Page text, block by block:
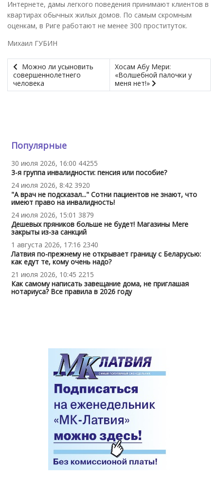
Интернете, дамы легкого поведения принимают клиентов в
квартирах обычных жилых домов. По самым скромным
оценкам, в Риге работают не менее 300 проституток.
Михаил ГУБИН
Можно ли усыновить
совершеннолетнего
человека
Хосам Абу Мери:
«Волшебной палочки у
меня нет!»
Популярные
30 июля 2026, 16:00 44255
3-я группа инвалидности: пенсия или пособие?
24 июля 2026, 8:42 3920
"А врач не подсказал..." Сотни пациентов не знают, что
имеют право на инвалидность!
24 июля 2026, 15:01 3879
Дешевых пряников больше не будет! Магазины Mere
закрыты из-за санкций
1 августа 2026, 17:16 2340
Латвия по-прежнему не открывает границу с Беларусью:
как едут те, кому очень надо?
21 июля 2026, 10:45 2215
Как самому написать завещание дома, не приглашая
нотариуса? Все правила в 2026 году